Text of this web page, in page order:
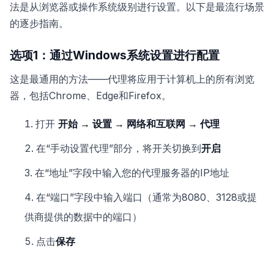
法是从浏览器或操作系统级别进行设置。以下是最流行场景
的逐步指南。
选项1：通过Windows系统设置进行配置
这是最通用的方法——代理将应用于计算机上的所有浏览
器，包括Chrome、Edge和Firefox。
打开 开始 → 设置 → 网络和互联网 → 代理
在“手动设置代理”部分，将开关切换到开启
在“地址”字段中输入您的代理服务器的IP地址
在“端口”字段中输入端口（通常为8080、3128或提
供商提供的数据中的端口）
点击保存